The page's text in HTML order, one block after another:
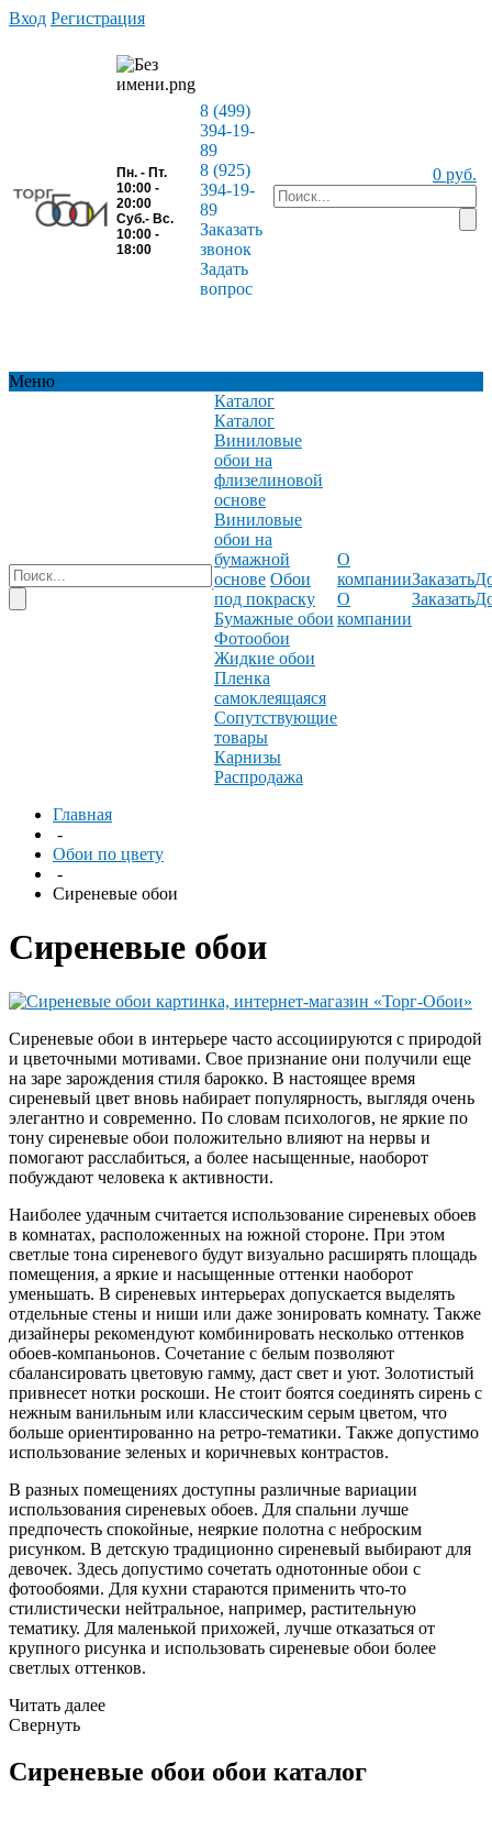
Вход Регистрация
Пн. - Пт.
10:00 -
20:00
Суб.- Вс.
10:00 -
18:00
8 (499)
394-19-
89
8 (925)
394-19-
89
Заказать
звонок
Задать
вопрос
0 руб.
Меню
Каталог
Каталог
Виниловые
обои на
флизелиновой
основе
Виниловые
обои на
бумажной
основе Обои
под покраску
Бумажные обои
Фотообои
Жидкие обои
Пленка
самоклеящаяся
Сопутствующие
товары
Карнизы
Распродажа
О
компании
О
компании
Заказать
Заказать
Главная
-
Обои по цвету
-
Сиреневые обои
Сиреневые обои
Сиреневые обои в интерьере часто ассоциируются с природой
и цветочными мотивами. Свое признание они получили еще
на заре зарождения стиля барокко. В настоящее время
сиреневый цвет вновь набирает популярность, выглядя очень
элегантно и современно. По словам психологов, не яркие по
тону сиреневые обои положительно влияют на нервы и
помогают расслабиться, а более насыщенные, наоборот
побуждают человека к активности.
Наиболее удачным считается использование сиреневых обоев
в комнатах, расположенных на южной стороне. При этом
светлые тона сиреневого будут визуально расширять площадь
помещения, а яркие и насыщенные оттенки наоборот
уменьшать. В сиреневых интерьерах допускается выделять
отдельные стены и ниши или даже зонировать комнату. Также
дизайнеры рекомендуют комбинировать несколько оттенков
обоев-компаньонов. Сочетание с белым позволяют
сбалансировать цветовую гамму, даст свет и уют. Золотистый
привнесет нотки роскоши. Не стоит боятся соединять сирень с
нежным ванильным или классическим серым цветом, что
больше ориентированно на ретро-тематики. Также допустимо
использование зеленых и коричневых контрастов.
В разных помещениях доступны различные вариации
использования сиреневых обоев. Для спальни лучше
предпочесть спокойные, неяркие полотна с неброским
рисунком. В детскую традиционно сиреневый выбирают для
девочек. Здесь допустимо сочетать однотонные обои с
фотообоями. Для кухни стараются применить что-то
стилистически нейтральное, например, растительную
тематику. Для маленькой прихожей, лучше отказаться от
крупного рисунка и использовать сиреневые обои более
светлых оттенков.
Читать далее
Свернуть
Сиреневые обои обои каталог